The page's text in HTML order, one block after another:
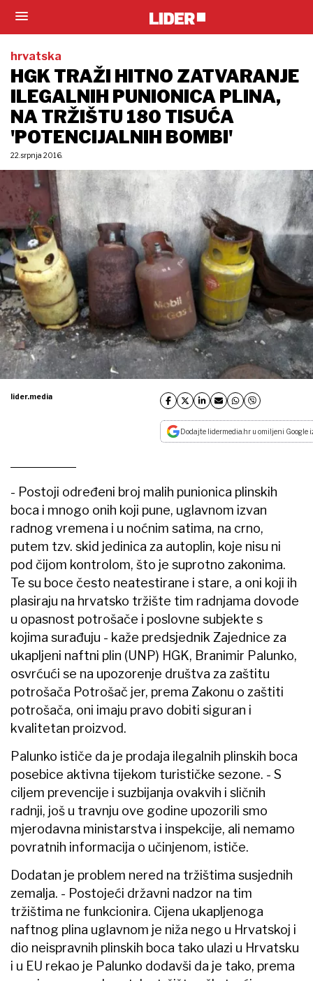
hrvatska
HGK TRAŽI HITNO ZATVARANJE
ILEGALNIH PUNIONICA PLINA,
NA TRŽIŠTU 180 TISUĆA
'POTENCIJALNIH BOMBI'
22. srpnja 2016.
lider.media
Dodajte lidermedia.hr u omiljeni Google
- Postoji određeni broj malih punionica plinskih
boca i mnogo onih koji pune, uglavnom izvan
radnog vremena i u noćnim satima, na crno,
putem tzv. skid jedinica za autoplin, koje nisu ni
pod čijom kontrolom, što je suprotno zakonima.
Te su boce često neatestirane i stare, a oni koji ih
plasiraju na hrvatsko tržište tim radnjama dovode
u opasnost potrošače i poslovne subjekte s
kojima surađuju - kaže predsjednik Zajednice za
ukapljeni naftni plin (UNP) HGK, Branimir Palunko,
osvrćući se na upozorenje društva za zaštitu
potrošača Potrošač jer, prema Zakonu o zaštiti
potrošača, oni imaju pravo dobiti siguran i
kvalitetan proizvod.
Palunko ističe da je prodaja ilegalnih plinskih boca
posebice aktivna tijekom turističke sezone. - S
ciljem prevencije i suzbijanja ovakvih i sličnih
radnji, još u travnju ove godine upozorili smo
mjerodavna ministarstva i inspekcije, ali nemamo
povratnih informacija o učinjenom, ističe.
Dodatan je problem nered na tržištima susjednih
zemalja. - Postojeći državni nadzor na tim
tržištima ne funkcionira. Cijena ukapljenoga
naftnog plina uglavnom je niža nego u Hrvatskoj i
dio neispravnih plinskih boca tako ulazi u Hrvatsku
i u EU rekao je Palunko dodavši da je tako, prema